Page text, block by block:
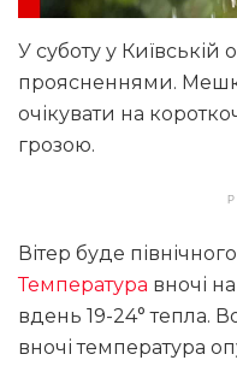
У суботу у Київській
проясненнями.
очікувати на
грозою.
Вітер буде
Температура вночі
вдень 19-24° тепла.
вночі температура